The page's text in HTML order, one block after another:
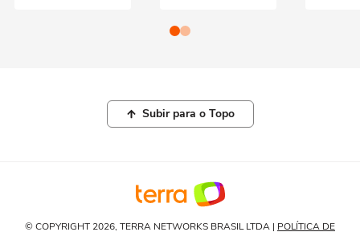
Subir para o Topo
© COPYRIGHT 2026, TERRA NETWORKS BRASIL LTDA | POLÍTICA DE